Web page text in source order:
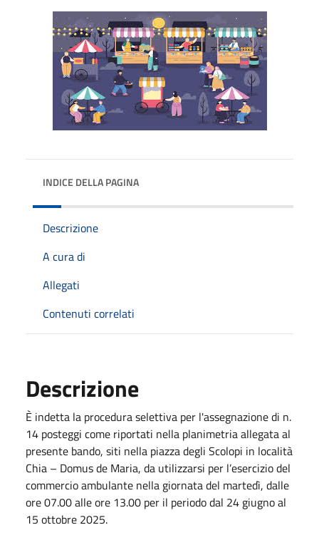
INDICE DELLA PAGINA
Descrizione
A cura di
Allegati
Contenuti correlati
Descrizione
È indetta la procedura selettiva per l'assegnazione di n.
14 posteggi come riportati nella planimetria allegata al
presente bando, siti nella piazza degli Scolopi in località
Chia – Domus de Maria, da utilizzarsi per l’esercizio del
commercio ambulante nella giornata del martedì, dalle
ore 07.00 alle ore 13.00 per il periodo dal 24 giugno al
15 ottobre 2025.